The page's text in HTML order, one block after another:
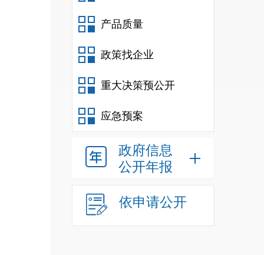
产品质量
政策找企业
重大决策预公开
应急预案
政府信息
公开年报
依申请公开